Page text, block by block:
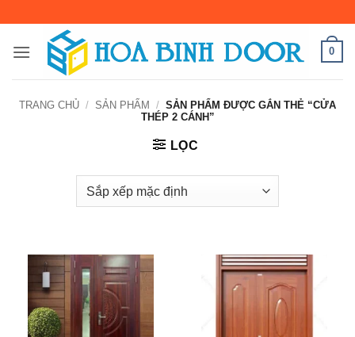
nội
0
TRANG CHỦ / SẢN PHẨM / SẢN PHẨM ĐƯỢC GẮN THẺ “CỬA
THÉP 2 CÁNH”
LỌC